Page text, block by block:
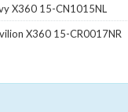
X360 15-CN1015NL
X360 15-CR0017NR